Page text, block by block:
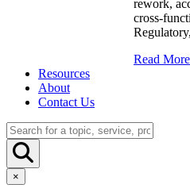
rework,
cross-
Read More
Resources
About
Contact Us
×